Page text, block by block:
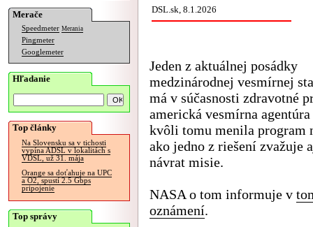
Merače
Speedmeter Merania
Pingmeter
Googlemeter
Hľadanie
Top články
Na Slovensku sa v tichosti
vypína ADSL v lokalitách s
VDSL, už 31. mája
Orange sa doťahuje na UPC
a O2, spustí 2.5 Gbps
pripojenie
Top správy
DSL.sk, 8.1.2026
Jeden z aktuálnej posádky
medzinárodnej vesmírnej
má v súčasnosti zdravotné
americká vesmírna
kvôli tomu menila program
ako jedno z riešení zvažuje
návrat misie.
NASA o tom informuje v
oznámení.